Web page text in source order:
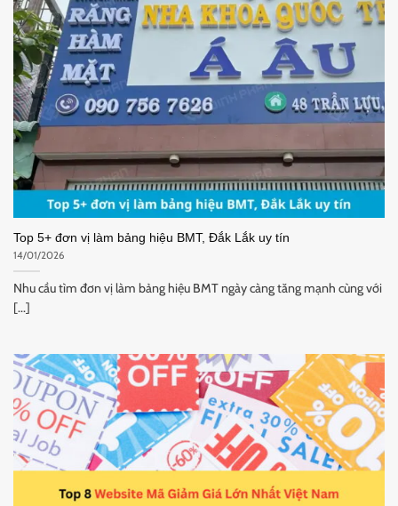
Top 5+ đơn vị làm bảng hiệu BMT, Đắk Lắk uy tín
14/01/2026
Nhu cầu tìm đơn vị làm bảng hiệu BMT ngày càng tăng mạnh cùng với
[...]